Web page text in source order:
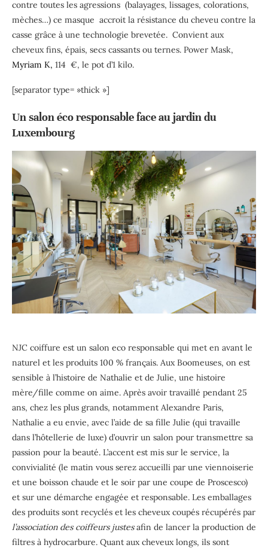
contre toutes les agressions (balayages, lissages, colorations,
mèches…) ce masque accroit la résistance du cheveu contre la
casse grâce à une technologie brevetée. Convient aux
cheveux fins, épais, secs cassants ou ternes. Power Mask,
Myriam K, 114 €, le pot d’1 kilo.
[separator type= »thick »]
Un salon éco responsable face au jardin du
Luxembourg
NJC coiffure est un salon eco responsable qui met en avant le
naturel et les produits 100 % français. Aux Boomeuses, on est
sensible à l’histoire de Nathalie et de Julie, une histoire
mère/fille comme on aime. Après avoir travaillé pendant 25
ans, chez les plus grands, notamment Alexandre Paris,
Nathalie a eu envie, avec l’aide de sa fille Julie (qui travaille
dans l’hôtellerie de luxe) d’ouvrir un salon pour transmettre sa
passion pour la beauté. L’accent est mis sur le service, la
convivialité (le matin vous serez accueilli par une viennoiserie
et une boisson chaude et le soir par une coupe de Proscesco)
et sur une démarche engagée et responsable. Les emballages
des produits sont recyclés et les cheveux coupés récupérés par
l’association des coiffeurs justesafin de lancer la production de
filtres à hydrocarbure. Quant aux cheveux longs, ils sont